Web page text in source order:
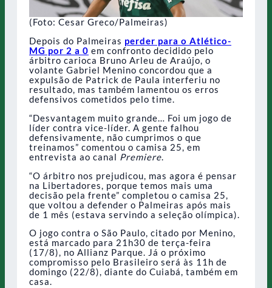
(Foto: Cesar Greco/Palmeiras)
Depois do Palmeiras perder para o Atlético-
MG por 2 a 0 em confronto decidido pelo
árbitro carioca Bruno Arleu de Araújo, o
volante Gabriel Menino concordou que a
expulsão de Patrick de Paula interferiu no
resultado, mas também lamentou os erros
defensivos cometidos pelo time.
“Desvantagem muito grande… Foi um jogo de
líder contra vice-líder. A gente falhou
defensivamente, não cumprimos o que
treinamos” comentou o camisa 25, em
entrevista ao canal Premiere.
“O árbitro nos prejudicou, mas agora é pensar
na Libertadores, porque temos mais uma
decisão pela frente” completou o camisa 25,
que voltou a defender o Palmeiras após mais
de 1 mês (estava servindo a seleção olímpica).
O jogo contra o São Paulo, citado por Menino,
está marcado para 21h30 de terça-feira
(17/8), no Allianz Parque. Já o próximo
compromisso pelo Brasileiro será às 11h de
domingo (22/8), diante do Cuiabá, também em
casa.